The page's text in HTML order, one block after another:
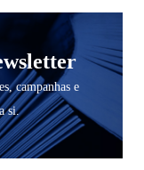
campanhas e
si.